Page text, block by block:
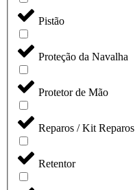
Pistão
Proteção da Navalha
Protetor de Mão
Reparos / Kit Reparos
Retentor